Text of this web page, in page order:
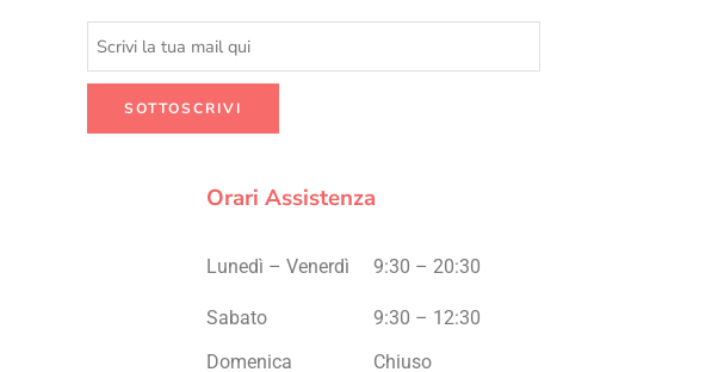
Orari Assistenza
Lunedì – Venerdì 9:30 – 20:30
Sabato 9:30 – 12:30
Domenica Chiuso